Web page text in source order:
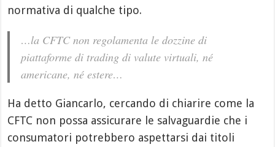
normativa di qualche tipo.
…la CFTC non regolamenta le dozzine di
piattaforme di trading di valute virtuali, né
americane, né estere…
Ha detto Giancarlo, cercando di chiarire come la
CFTC non possa assicurare le salvaguardie che i
consumatori potrebbero aspettarsi dai titoli